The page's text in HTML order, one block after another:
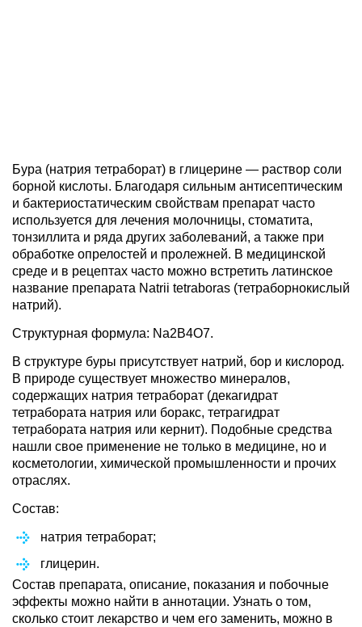
Бура (натрия тетраборат) в глицерине — раствор соли
борной кислоты. Благодаря сильным антисептическим
и бактериостатическим свойствам препарат часто
используется для лечения молочницы, стоматита,
тонзиллита и ряда других заболеваний, а также при
обработке опрелостей и пролежней. В медицинской
среде и в рецептах часто можно встретить латинское
название препарата Natrii tetraboras (тетраборнокислый
натрий).
Структурная формула: Na2B4O7.
В структуре буры присутствует натрий, бор и кислород.
В природе существует множество минералов,
содержащих натрия тетраборат (декагидрат
тетрабората натрия или боракс, тетрагидрат
тетрабората натрия или кернит). Подобные средства
нашли свое применение не только в медицине, но и
косметологии, химической промышленности и прочих
отраслях.
Состав:
натрия тетраборат;
глицерин.
Состав препарата, описание, показания и побочные
эффекты можно найти в аннотации. Узнать о том,
сколько стоит лекарство и чем его заменить, можно в